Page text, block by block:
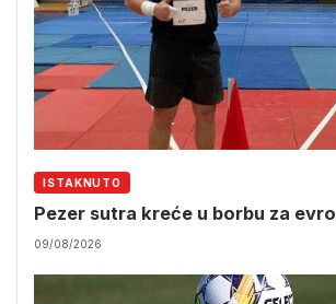
ISTAKNUTO
Pezer sutra kreće u borbu za
09/08/2026